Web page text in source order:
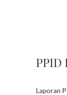
PPID
Laporan